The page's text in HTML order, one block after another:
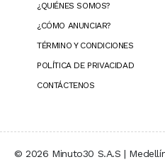
¿QUIÉNES SOMOS?
¿CÓMO ANUNCIAR?
TÉRMINO Y CONDICIONES
POLÍTICA DE PRIVACIDAD
CONTÁCTENOS
© 2026 Minuto30 S.A.S |